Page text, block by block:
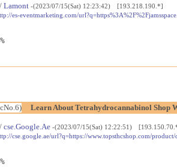
Lamont -(2023/07/15(Sat) 12:23:42) [193.218.190.*]
es-eventmarketing.com/
Learn About Tetrahydrocannabinol Shop
cse.Google.Ae -(2023/07/15(Sat) 12:22:51)
cse.google.ae/url?q=https://www.topsthcshop.com/